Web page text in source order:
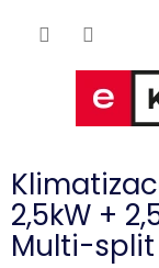
2,5kW +
Multi-split